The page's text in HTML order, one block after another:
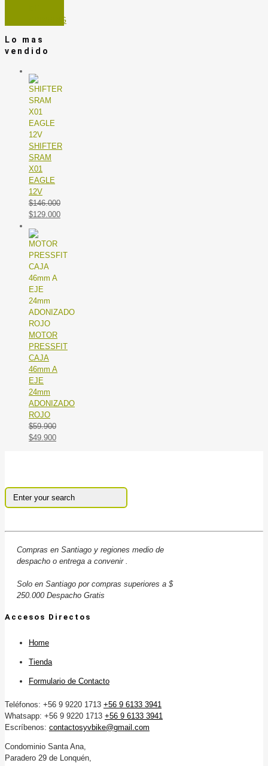
SPINNING
Lo mas
vendido
SHIFTER
SRAM
X01
EAGLE
12V
$146.000
El
original
era:
$146.000.
$129.000El
$129.000.
MOTOR
PRESSFIT
CAJA
46mm A
EJE
24mm
ADONIZADO
ROJO
$59.900
El
$49.900El
Compras en Santiago y regiones medio de
despacho o entrega a convenir .
Solo en Santiago por compras superiores a $
250.000 Despacho Gratis
Accesos Directos
Home
Tienda
Formulario de Contacto
Teléfonos: +56 9 9220 1713 +56 9 6133 3941
Whatsapp: +56 9 9220 1713 +56 9 6133 3941
Escríbenos: contactosyvbike@gmail.com
Condominio Santa Ana,
Paradero 29 de Lonquén,